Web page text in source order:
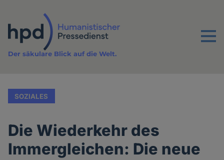
Inhalt
Menu
Der säkulare Blick auf die Welt.
SOZIALES
Die Wiederkehr des
Immergleichen: Die neue